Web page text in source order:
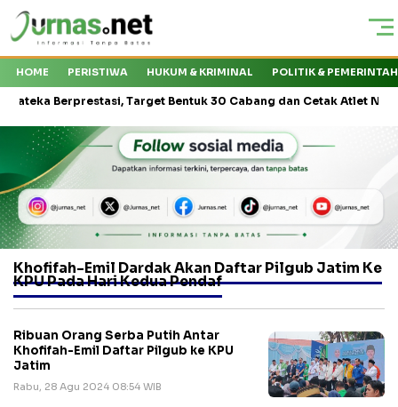
HOME PERISTIWA HUKUM & KRIMINAL POLITIK &
Berprestasi, Target Bentuk 30 Cabang dan Cetak Atlet Nasional
Khofifah-Emil Dardak Akan Daftar Pilgub Jatim Ke
KPU Pada Hari Kedua Pendaf
Ribuan Orang Serba Putih Antar
Khofifah-Emil Daftar Pilgub ke KPU
Jatim
Rabu, 28 Agu 2024 08:54 WIB